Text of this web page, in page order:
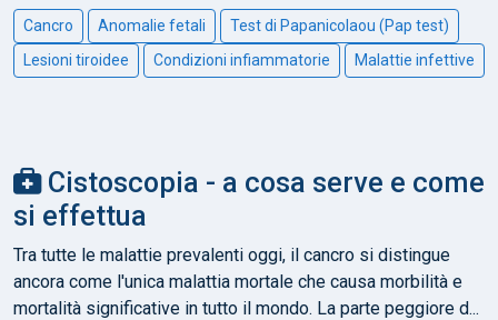
Cancro Anomalie fetali
Test di Papanicolaou (Pap test)
Lesioni tiroidee
Condizioni infiammatorie Malattie infettive
Cistoscopia - a cosa serve e come
si effettua
Tra tutte le malattie prevalenti oggi, il cancro si distingue
ancora come l'unica malattia mortale che causa morbilità e
mortalità significative in tutto il mondo. La parte peggiore d...